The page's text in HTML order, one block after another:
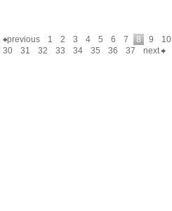
previous 1 2 3 4 5 6 7 8 9 10
30
31 32 33 34 35 36 37 next